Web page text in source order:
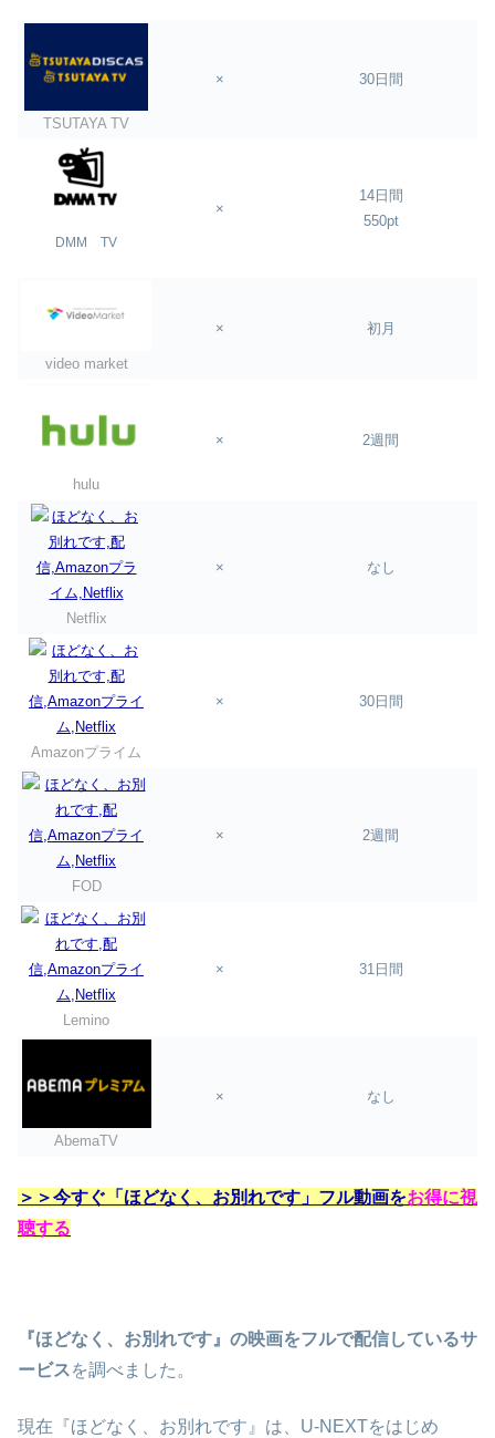
TSUTAYA TV
× 30日間
DMM TV
×
14日間
550pt
video market
× 初月
hulu
× 2週間
Netflix
× なし
Amazonプライム
× 30日間
FOD
× 2週間
Lemino
× 31日間
AbemaTV
× なし
＞＞今すぐ「ほどなく、お別れです」フル動画をお得に視
聴する
『ほどなく、お別れです』の映画をフルで配信しているサ
ービスを調べました。
現在『ほどなく、お別れです』は、U-NEXTをはじめ